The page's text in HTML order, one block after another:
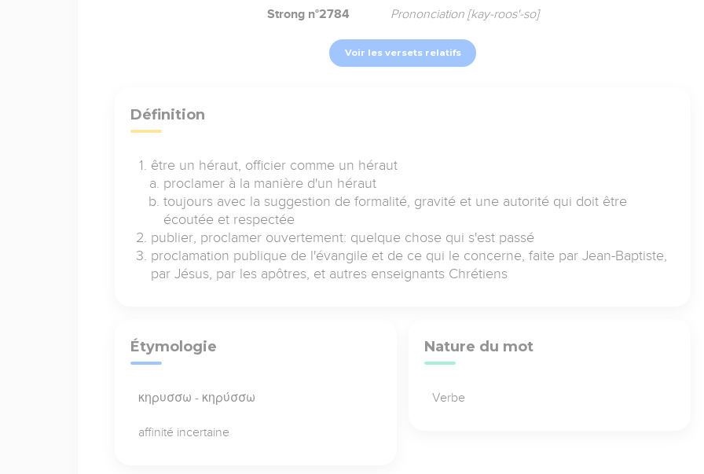
Strong n°2784 Prononciation [kay-roos'-so]
Voir les versets relatifs
Définition
être un héraut, officier comme un héraut
proclamer à la manière d'un héraut
toujours avec la suggestion de formalité, gravité et une autorité qui doit être
écoutée et respectée
publier, proclamer ouvertement: quelque chose qui s'est passé
proclamation publique de l'évangile et de ce qui le concerne, faite par Jean-Baptiste,
par Jésus, par les apôtres, et autres enseignants Chrétiens
Étymologie
κηρυσσω - κηρύσσω
affinité incertaine
Nature du mot
Verbe